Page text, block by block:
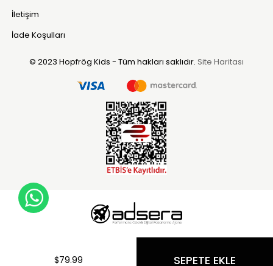
$79.99
İletişim
İade Koşulları
© 2023 Hopfrög Kids - Tüm hakları saklıdır. Site Haritası